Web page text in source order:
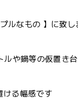
ルなもの 】に致し
ルや鍋等の仮置き
ける幅感です